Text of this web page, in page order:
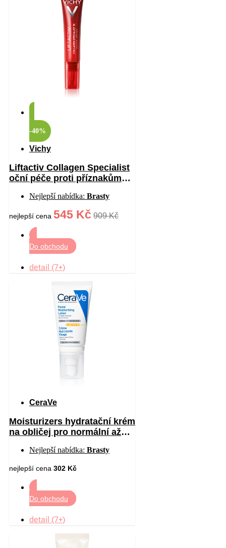
-40%
Vichy
Liftactiv Collagen Specialist
oční péče proti příznakům
Nejlepší nabídka: Brasty
nejlepší cena 545 Kč 909 Kč
Do obchodu
detail (7+)
CeraVe
Moisturizers hydratační krém
na obličej pro normální až
Nejlepší nabídka: Brasty
nejlepší cena 302 Kč
Do obchodu
detail (7+)